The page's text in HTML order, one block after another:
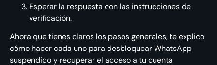
Esperar la respuesta con las instrucciones de
verificación.
Ahora que tienes claros los pasos generales, te explico
cómo hacer cada uno para desbloquear WhatsApp
suspendido y recuperar el acceso a tu cuenta